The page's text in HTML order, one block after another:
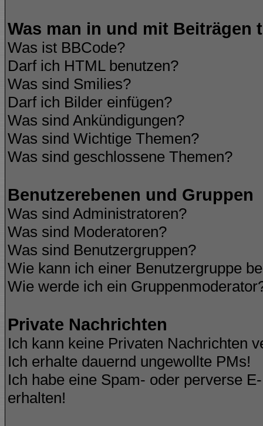
Was man in und mit Beiträgen
Was ist BBCode?
Darf ich HTML benutzen?
Was sind Smilies?
Darf ich Bilder einfügen?
Was sind Ankündigungen?
Was sind Wichtige Themen?
Was sind geschlossene Themen?
Benutzerebenen und Gruppen
Was sind Administratoren?
Was sind Moderatoren?
Was sind Benutzergruppen?
Wie kann ich einer Benutzergruppe
Wie werde ich ein
Private Nachrichten
Ich kann keine Privaten Nachrichten
Ich erhalte dauernd ungewollte PMs!
Ich habe eine Spam- oder perverse
erhalten!